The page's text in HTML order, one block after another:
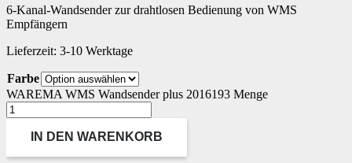
6-Kanal-Wandsender zur drahtlosen Bedienung von WMS
Empfängern
Lieferzeit: 3-10 Werktage
Farbe
WAREMA WMS Wandsender plus 2016193 Menge
IN DEN WARENKORB